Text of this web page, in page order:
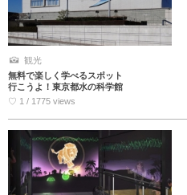
観光
無料で楽しく学べるスポット
行こうよ！東京都水の科学館
♡ 1 / 1775 views